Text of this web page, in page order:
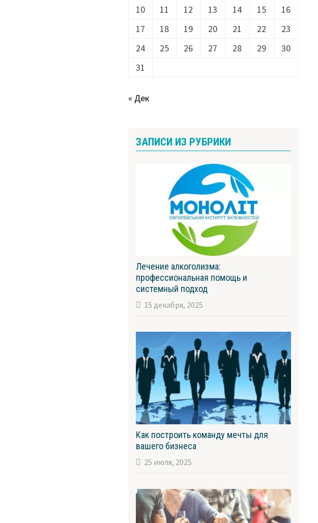
10 11 12 13 14 15
16
17
18 19 20 21 22
23
24
25 26 27 28 29
30
31
« Дек
ЗАПИСИ ИЗ РУБРИКИ
Лечение алкоголизма:
профессиональная помощь и
системный подход
15 декабря, 2025
Как построить команду мечты для
вашего бизнеса
25 июля, 2025